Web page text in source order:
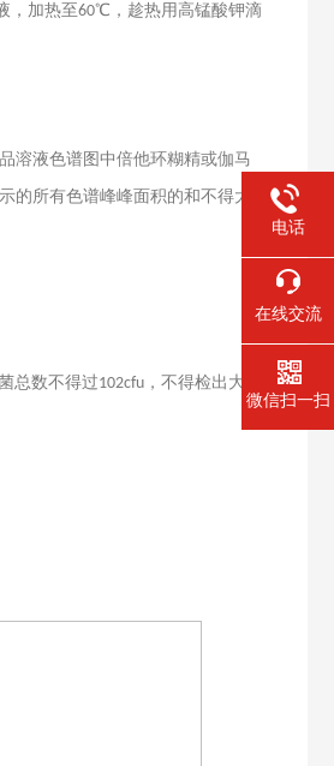
，加热至60℃，趁热用高锰酸钾滴
溶液色谱图中倍他环糊精或伽马
的所有色谱峰峰面积的和不得大
总数不得过102cfu ，不得检出大肠
电话
在线交流
微信扫一扫